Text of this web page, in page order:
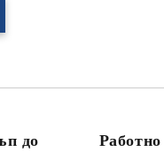
до
Работно